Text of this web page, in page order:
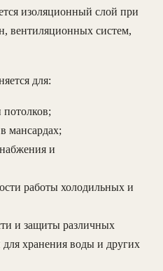
изоляционный слой при
вентиляционных систем,
для:
мансардах;
и
работы холодильных и
и защиты различных
для хранения воды и других